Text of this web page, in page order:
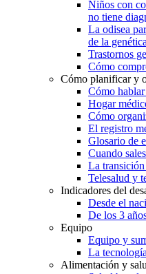
Niños con
no tiene
La odisea
de la genética
Trastornos
Cómo
Cómo planificar y
Cómo
Hogar
Cómo
El registro
Glosario de
Cuando
La
Telesalud y
Indicadores del
Desde el
De los 3
Equipo
Equipo y
La
Alimentación y